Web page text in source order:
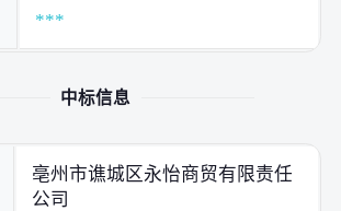
***
中标信息
亳州市谯城区永怡商贸有限责任
公司